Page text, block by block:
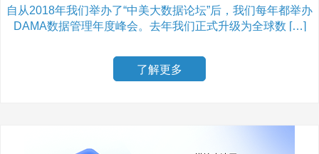
自从2018年我们举办了“中美大数据论坛”后，我们每年都举办
DAMA数据管理年度峰会。去年我们正式升级为全球数 […]
了解更多